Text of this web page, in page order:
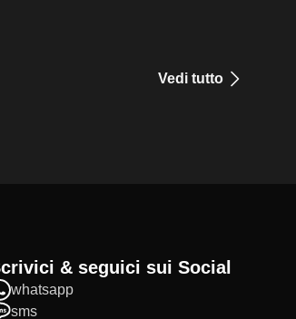
Vedi tutto
Scrivici & seguici sui Social
whatsapp
sms